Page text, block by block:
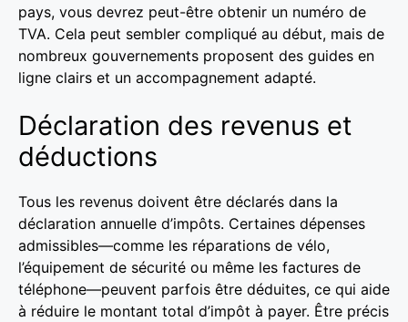
pays, vous devrez peut-être obtenir un numéro de
TVA. Cela peut sembler compliqué au début, mais de
nombreux gouvernements proposent des guides en
ligne clairs et un accompagnement adapté.
Déclaration des revenus et
déductions
Tous les revenus doivent être déclarés dans la
déclaration annuelle d’impôts. Certaines dépenses
admissibles—comme les réparations de vélo,
l’équipement de sécurité ou même les factures de
téléphone—peuvent parfois être déduites, ce qui aide
à réduire le montant total d’impôt à payer. Être précis